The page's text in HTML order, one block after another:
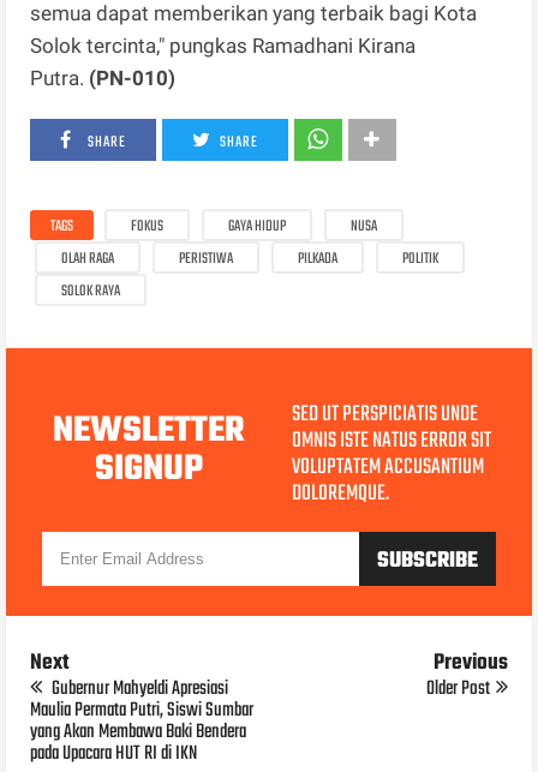
semua dapat memberikan yang terbaik bagi Kota
Solok tercinta," pungkas Ramadhani Kirana
Putra. (PN-010)
SHARE SHARE
TAGS FOKUS GAYA HIDUP
NUSA
OLAH RAGA
PERISTIWA PILKADA
POLITIK
SOLOK RAYA
NEWSLETTER
SIGNUP
SED UT PERSPICIATIS UNDE
OMNIS ISTE NATUS ERROR SIT
VOLUPTATEM ACCUSANTIUM
DOLOREMQUE.
Next
Gubernur Mahyeldi Apresiasi
Maulia Permata Putri, Siswi Sumbar
yang Akan Membawa Baki Bendera
pada Upacara HUT RI di IKN
Previous
Older Post